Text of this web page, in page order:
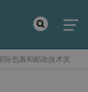
际包裹和邮政技术奖